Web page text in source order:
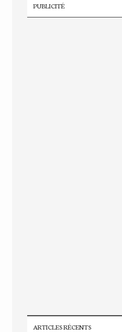
PUBLICITÉ
ARTICLES RÉCENTS